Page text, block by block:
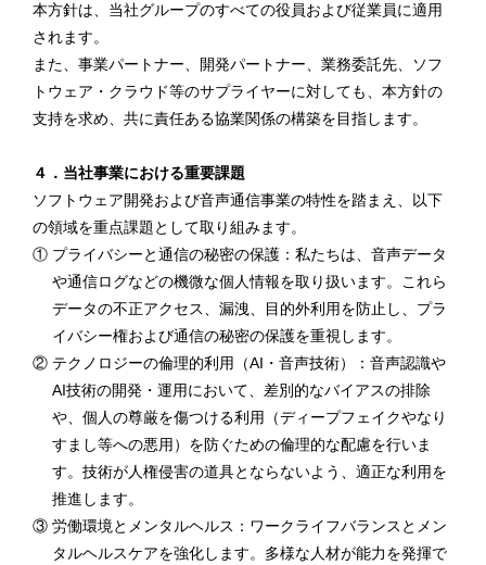
本方針は、当社グループのすべての役員および従業員に適用
されます。
また、事業パートナー、開発パートナー、業務委託先、ソフ
トウェア・クラウド等のサプライヤーに対しても、本方針の
支持を求め、共に責任ある協業関係の構築を目指します。
４．当社事業における重要課題
ソフトウェア開発および音声通信事業の特性を踏まえ、以下
の領域を重点課題として取り組みます。
① プライバシーと通信の秘密の保護：私たちは、音声データ
や通信ログなどの機微な個人情報を取り扱います。これら
データの不正アクセス、漏洩、目的外利用を防止し、プラ
イバシー権および通信の秘密の保護を重視します。
② テクノロジーの倫理的利用（AI・音声技術）：音声認識や
AI技術の開発・運用において、差別的なバイアスの排除
や、個人の尊厳を傷つける利用（ディープフェイクやなり
すまし等への悪用）を防ぐための倫理的な配慮を行いま
す。技術が人権侵害の道具とならないよう、適正な利用を
推進します。
③ 労働環境とメンタルヘルス：ワークライフバランスとメン
タルヘルスケアを強化します。多様な人材が能力を発揮で